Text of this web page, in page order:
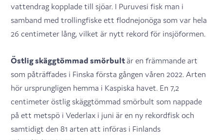
vattendrag kopplade till sjöar. I Puruvesi fisk man i
samband med trollingfiske ett flodnejonöga som var hela
26 centimeter lång, vilket är nytt rekord för insjöformen.
Östlig skäggtömmad smörbultär en främmande art
som påträffades i Finska första gången våren 2022. Arten
hör ursprungligen hemma i Kaspiska havet. En 7,2
centimeter östlig skäggtömmad smörbult som nappade
på ett metspö i Vederlax i juni är en ny rekordfisk och
samtidigt den 81 arten att införas i Finlands